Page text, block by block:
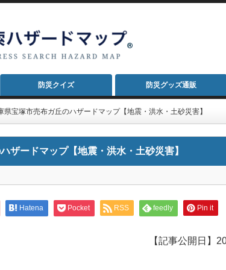
防災クイズ 防災グッズ通販
県宝塚市売布ガ丘のハザードマップ【地震・洪水・土砂災害】
ザードマップ【地震・洪水・土砂災害】
Hatena Pocket RSS feedly Pin it
【記事公開日】